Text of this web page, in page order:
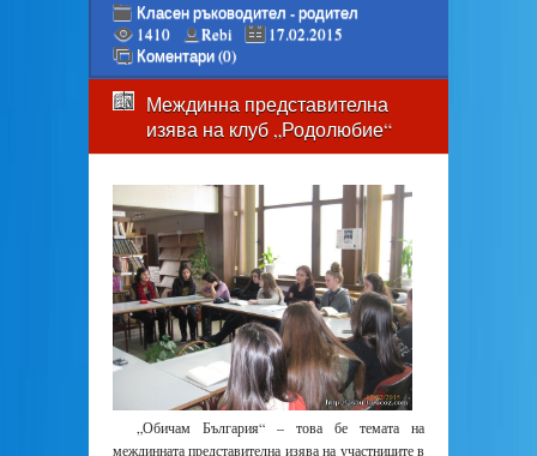
Класен ръководител - родител
1410
Rebi
17.02.2015
Коментари (0)
Междинна представителна
изява на клуб „Родолюбие“
„Обичам България“ – това бе темата на
междинната представителна изява на участниците в